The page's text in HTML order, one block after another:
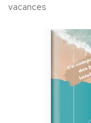
vacances